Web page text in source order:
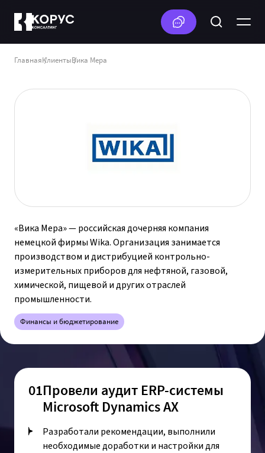
ГлавнаяКлиентыВика Мера
«Вика Мера» — российская дочерняя компания
немецкой фирмы Wika. Организация занимается
производством и дистрибуцией контрольно-
измерительных приборов для нефтяной, газовой,
химической, пищевой и других отраслей
промышленности.
Финансы и бюджетирование
01Провели аудит ERP-системы
Microsoft Dynamics AX
Разработали рекомендации, выполнили
необходимые доработки и настройки для